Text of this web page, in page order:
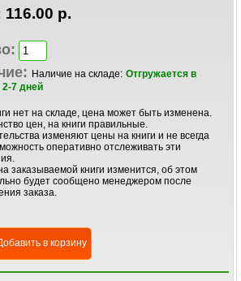
116.00 р.
Наличие на складе: Отгружается в
2-7 дней
нет на складе, цена может быть изменена.
цен, на книги правильные.
изменяют цены на книги и не всегда
оперативно отслеживать эти
заказываемой книги изменится, об этом
будет сообщено менеджером после
заказа.
в корзину